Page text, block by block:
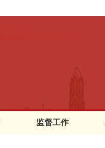
监督工作